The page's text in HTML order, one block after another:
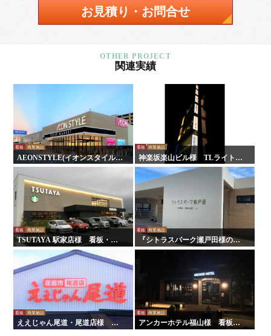
お見積り・お問合せ
関連実績
看板 商業施設
AEONSTYLE(イオンスタイル)
尾道様 看板・壁面サイン
看板 商業施設
神楽坂楽山ビル様 TLライトパ
ネル
看板 商業施設
TSUTAYA 駅家店様 看板・サ
イン
看板 商業施設
『シトラスパーク瀬戸田様のリ
ニューアルに伴う施工を行いま
看板 商業施設
ええじゃん尾道・尾道店様 屋
内外看板・サイン
看板 商業施設
アンカーホテル福山様 看板・
サイン